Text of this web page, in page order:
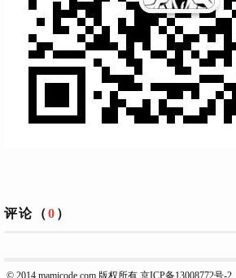
评论（0 ）
© 2014 mamicode.com 版权所有 京ICP备13008772号-2